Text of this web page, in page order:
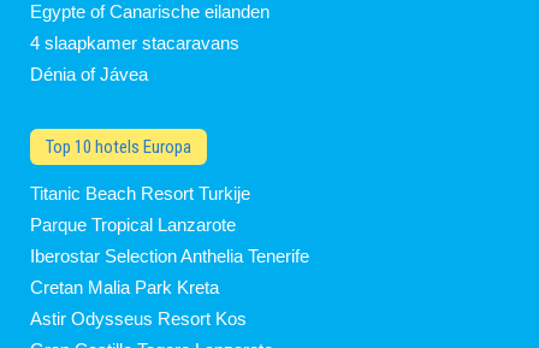
Egypte of Canarische eilanden
4 slaapkamer stacaravans
Dénia of Jávea
Top 10 hotels Europa
Titanic Beach Resort Turkije
Parque Tropical Lanzarote
Iberostar Selection Anthelia Tenerife
Cretan Malia Park Kreta
Astir Odysseus Resort Kos